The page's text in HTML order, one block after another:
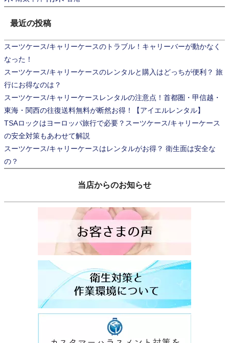
最近の投稿
スーツケース/キャリーケースのトラブル！キャリーバーが動かなく
なった！
スーツケース/キャリーケースのレンタルと購入はどっちが便利？ 旅
行にお得なのは？
スーツケース/キャリーケースレンタルの注意点！首都圏・甲信越・
東海・関西の往復送料無料が断然お得！【アイエルレンタル】
TSAロックはヨーロッパ旅行で必要？スーツケース/キャリーケース
の安全対策もあわせて解説
スーツケース/キャリーケースはレンタルがお得？ 衛生面は安全な
の？
当店からのお知らせ